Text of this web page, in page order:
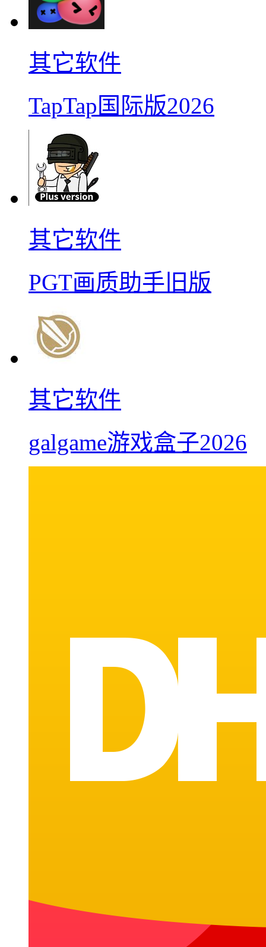
其它软件
TapTap国际版2026
其它软件
PGT画质助手旧版
其它软件
galgame游戏盒子2026